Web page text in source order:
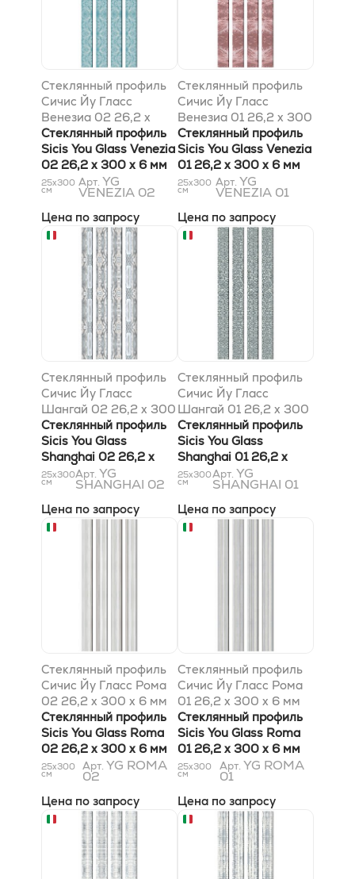
Стеклянный профиль
Сичис Йу Гласс
Венезиа 02 26,2 x
300 x 6 мм
Стеклянный профиль
Sicis You Glass Venezia
02 26,2 x 300 x 6 мм
25x300
см
Арт. YG
VENEZIA 02
Цена по запросу
Стеклянный профиль
Сичис Йу Гласс
Венезиа 01 26,2 x 300
x 6 мм
Стеклянный профиль
Sicis You Glass Venezia
01 26,2 x 300 x 6 мм
25x300
см
Арт. YG
VENEZIA 01
Цена по запросу
Стеклянный профиль
Сичис Йу Гласс
Шангай 02 26,2 x 300
x 6 мм
Стеклянный профиль
Sicis You Glass
Shanghai 02 26,2 x
300 x 6 мм
25x300
см
Арт.YG
SHANGHAI 02
Цена по запросу
Стеклянный профиль
Сичис Йу Гласс
Шангай 01 26,2 x 300
x 6 мм
Стеклянный профиль
Sicis You Glass
Shanghai 01 26,2 x
300 x 6 мм
25x300
см
Арт.YG
SHANGHAI 01
Цена по запросу
Стеклянный профиль
Сичис Йу Гласс Рома
02 26,2 x 300 x 6 мм
Стеклянный профиль
Sicis You Glass Roma
02 26,2 x 300 x 6 мм
25x300
см
Арт. YG ROMA
02
Цена по запросу
Стеклянный профиль
Сичис Йу Гласс Рома
01 26,2 x 300 x 6 мм
Стеклянный профиль
Sicis You Glass Roma
01 26,2 x 300 x 6 мм
25x300
см
Арт. YG ROMA
01
Цена по запросу